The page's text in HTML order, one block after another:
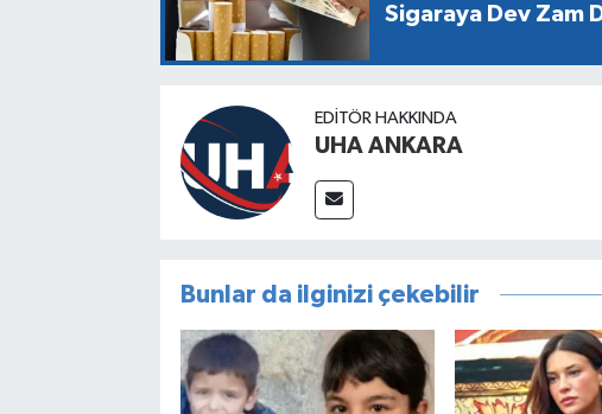
Sigaraya Dev Zam
EDITÖR HAKKINDA
UHA ANKARA
Bunlar da ilginizi çekebilir